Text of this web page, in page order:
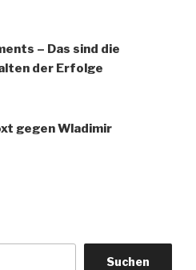
– Das sind die
der Erfolge
gegen Wladimir
Suchen